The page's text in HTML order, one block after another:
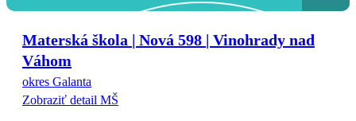
Materská škola | Nová 598 | Vinohrady nad
Váhom
okres Galanta
Zobraziť detail MŠ